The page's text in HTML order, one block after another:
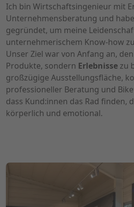
Ich bin Wirtschaftsingenieur mit
Unternehmensberatung und
gegründet, um meine
unternehmerischem Know-how
Unser Ziel war von Anfang an,
Produkte, sondern Erlebnisse zu
großzügige Ausstellungsfläche,
professioneller Beratung und
dass Kund:innen das Rad finden,
körperlich und emotional.